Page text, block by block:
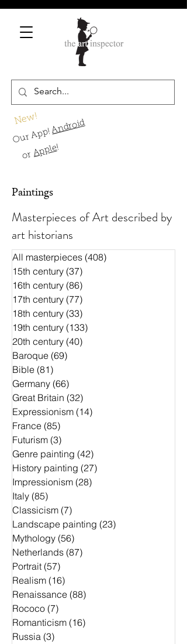
New!
Our App!Android
orApple!
Paintings
Masterpieces of Art described by
art historians
All masterpieces (408)
15th century (37)
16th century (86)
17th century (77)
18th century (33)
19th century (133)
20th century (40)
Baroque (69)
Bible (81)
Germany (66)
Great Britain (32)
Expressionism (14)
France (85)
Futurism (3)
Genre painting (42)
History painting (27)
Impressionism (28)
Italy (85)
Classicism (7)
Landscape painting (23)
Mythology (56)
Netherlands (87)
Portrait (57)
Realism (16)
Renaissance (88)
Rococo (7)
Romanticism (16)
Russia (3)